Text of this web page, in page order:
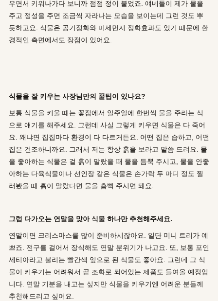
우면서 키워나가다 보니까 점점 정이 붙었죠. 얘네들이 제가 물을
주고 정성을 주면 조금씩 자라나는 모습을 보이는데 그런 것도 뿌
듯하고요. 식물은 공기정화와 미세먼지 정화효과도 있기 때문에 환
경적인 측면에서도 장점이 있어요.
식물을 잘 키우는 사장님만의 꿀팁이 있나요?
보통 식물을 키울 때는 꽃집에서 일주일에 한번씩 물을 주라는 식
으로 얘기를 해주세요. 그런데 사실 그렇게 키우면 식물은 다 죽어
요. 왜냐면 집집마다 환경이 다 다르거든요. 어떤 집은 습하고, 어떤
집은 건조하니까요. 그래서 저는 항상 흙을 보라고 말씀 드려요. 물
을 좋아하는 식물은 겉 흙이 말랐을 때 물을 듬뿍 주시고, 물을 안좋
아하는 다육식물이나 선인장 같은 식물은 손가락 두 마디 정도 찔
러봤을 때 흙이 말랐다면 물을 흠뻑 주시면 돼요.
그럼 다가오는 연말을 맞아 식물 하나만 추천해주세요.
연말이면 크리스마스를 많이 준비하시잖아요. 일단 미니 트리가 예
쁘죠. 전구를 걸어서 장식해도 연말 분위기가 나고요. 또, 보통 포인
세티아라고 불리는 빨간색 잎으로 된 식물도 좋아요. 그런데 그 식
물이 키우기는 어려워서 곧 조화로 되어있는 제품도 들여올 예정입
니다. 연말 기분을 내고는 싶지만 식물을 키우기엔 어려운 분들께
추천해드리고 싶어요.